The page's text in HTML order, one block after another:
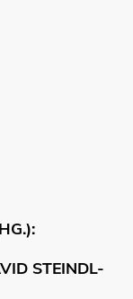
STEINDL-